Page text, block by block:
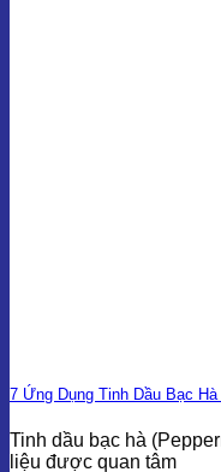
7 Ứng Dụng Tinh Dầu Bạc
Tinh dầu bạc hà
liệu được quan tâm